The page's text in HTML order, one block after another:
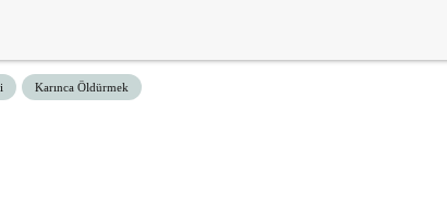
Karınca Öldürmek